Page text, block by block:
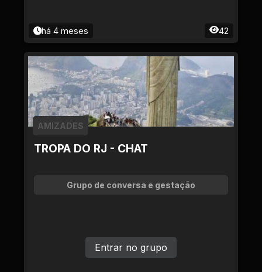
há 4 meses 42
TROPA DO RJ - CHAT
AMIZADES
Grupo de conversa e gestação
Entrar no grupo